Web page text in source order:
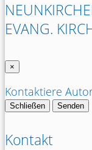
EVANG.
×
Kontaktiere
Schließen Senden
Kontakt